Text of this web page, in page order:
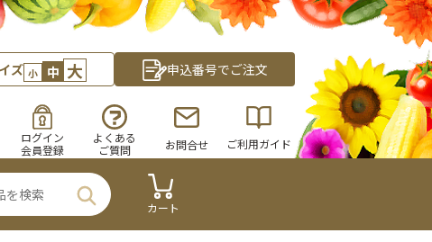
ズ 小 中 大 申込番号でご注文
ログイン
会員登録
よくある
ご質問
お問合せ ご利用ガイド
カート